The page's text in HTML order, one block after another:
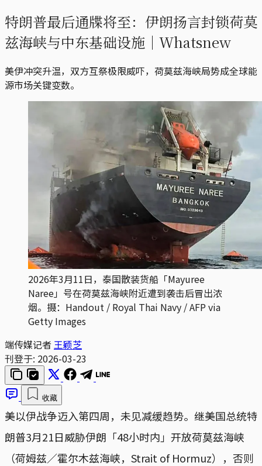
特朗普最后通牒将至：伊朗扬言封锁荷莫
兹海峡与中东基础设施｜Whatsnew
美伊冲突升温，双方互祭极限威吓，荷莫兹海峡局势成全球能
源市场关键变数。
2026年3月11日，泰国散装货船「Mayuree
Naree」号在荷莫兹海峡附近遭到袭击后冒出浓
烟。摄：Handout / Royal Thai Navy / AFP via
Getty Images
端传媒记者 王颖芝
刊登于: 2026-03-23
收藏
美以伊战争迈入第四周，未见减缓趋势。继美国总统特
朗普3月21日威胁伊朗「48小时内」开放荷莫兹海峡
（荷姆兹／霍尔木兹海峡，Strait of Hormuz），否则